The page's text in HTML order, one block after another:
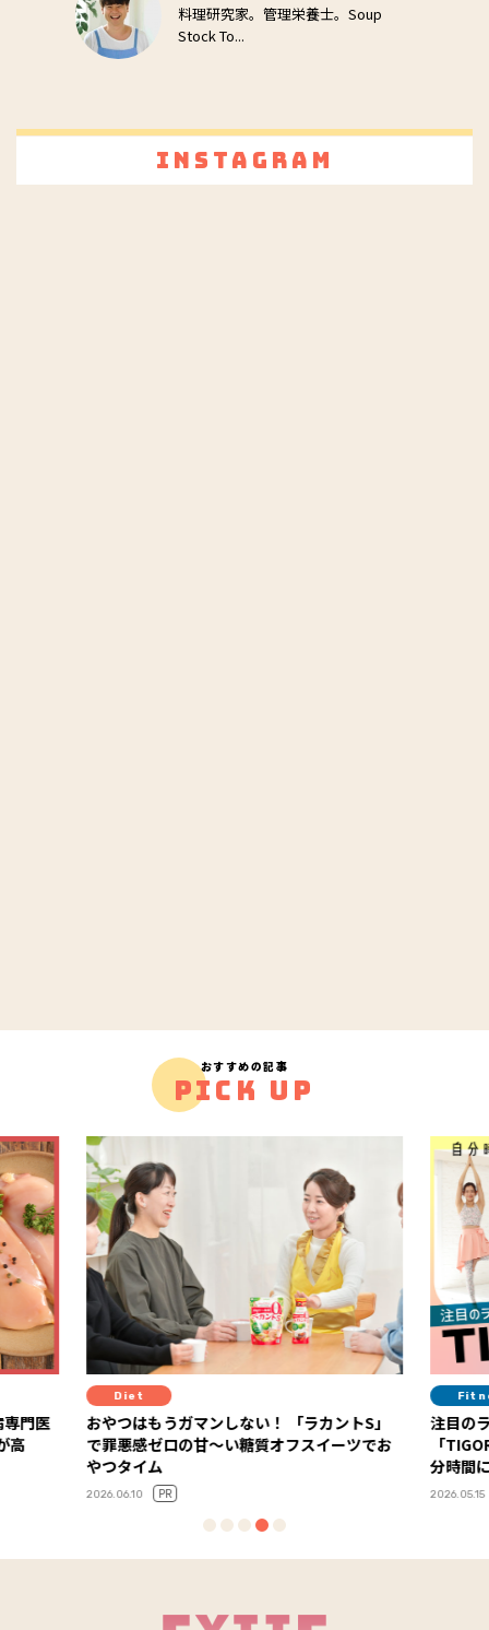
料理研究家。管理栄養士。Soup
Stock To...
Instagram
おすすめの記事
PICK UP
Diet
おやつはもうガマンしない！ 「ラカントS」
で罪悪感ゼロの甘～い糖質オフスイーツでお
やつタイム
2026.06.10 PR
Fitness
注目のライフ
「TIGORA」の
分時間に集中
2026.05.15 PR